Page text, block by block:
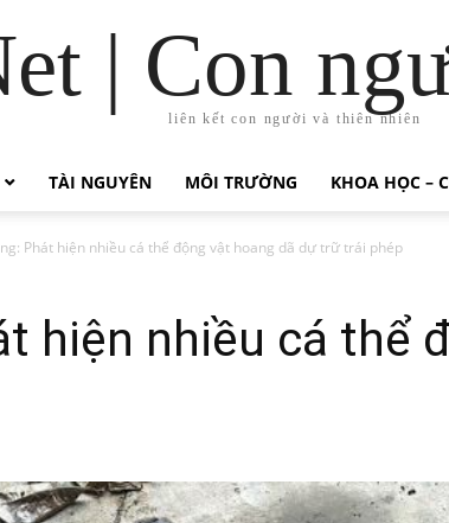
| Con
liên kết con người và thiên nhiên
TÀI NGUYÊN MÔI TRƯỜNG KHOA HỌC –
Phát hiện nhiều cá thể động vật hoang dã dự trữ trái phép
hiện nhiều cá thể